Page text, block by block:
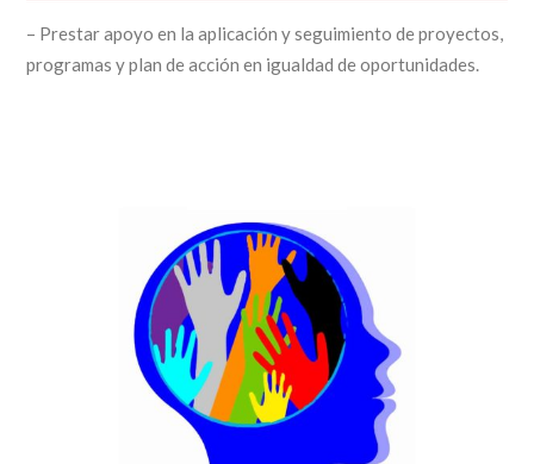
– Prestar apoyo en la aplicación y seguimiento de proyectos,
programas y plan de acción en igualdad de oportunidades.